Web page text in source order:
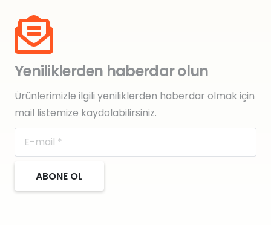
Yeniliklerden haberdar olun
Ürünlerimizle ilgili yeniliklerden haberdar olmak için
mail listemize kaydolabilirsiniz.
ABONE OL